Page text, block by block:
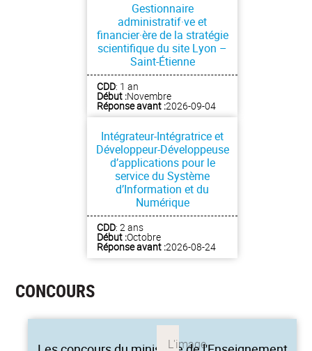
Gestionnaire
administratif·ve et
financier·ère de la stratégie
scientifique du site Lyon –
Saint-Étienne
CDD: 1 an
Début :Novembre
Réponse avant :2026-09-04
Intégrateur-Intégratrice et
Développeur-Développeuse
d’applications pour le
service du Système
d’Information et du
Numérique
CDD: 2 ans
Début :Octobre
Réponse avant :2026-08-24
CONCOURS